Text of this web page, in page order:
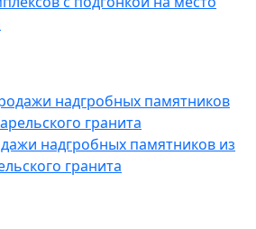
надгробных памятников из
гранита